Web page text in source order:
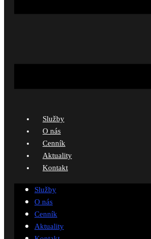
Služby
O nás
Cenník
Aktuality
Kontakt
Služby
O nás
Cenník
Aktuality